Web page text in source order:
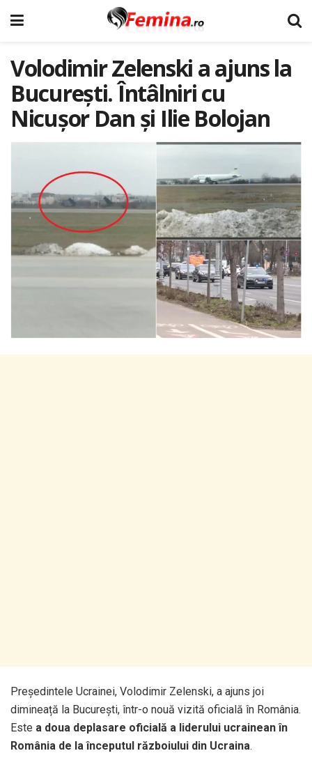
Volodimir Zelenski a ajuns la
București. Întâlniri cu
Nicușor Dan și Ilie Bolojan
Președintele Ucrainei, Volodimir Zelenski, a ajuns joi
dimineață la București, într-o nouă vizită oficială în România.
Este a doua deplasare oficială a liderului ucrainean în
România de la începutul războiului din Ucraina.